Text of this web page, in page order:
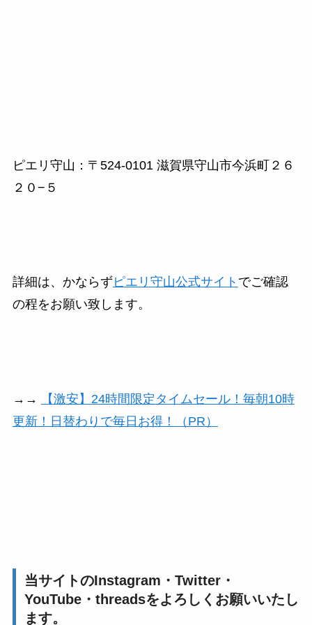
ピエリ守山：〒524-0101 滋賀県守山市今浜町２６
２０−５
詳細は、かならずピエリ守山公式サイト でご確認
の程をお願い致します。
→→
【激安】24時間限定タイムセール！毎朝10時
更新！日替わりで毎日お得！（PR）
当サイトのInstagram・Twitter・
YouTube・threadsをよろしくお願いいたし
ます。